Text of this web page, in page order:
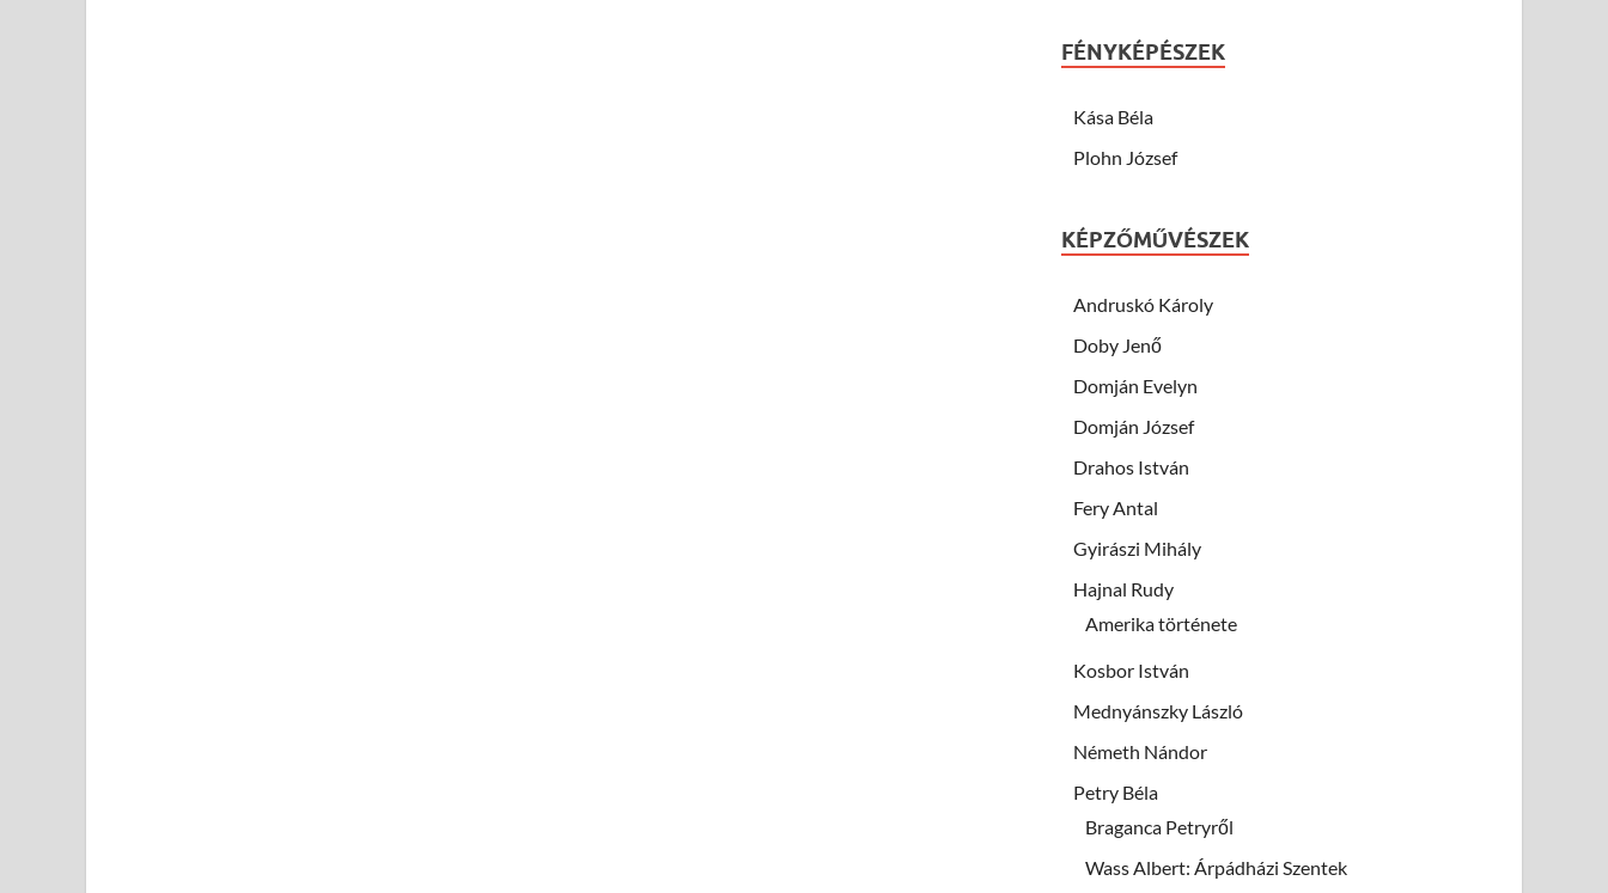
FÉNYKÉPÉSZEK
Kása Béla
Plohn József
KÉPZŐMŰVÉSZEK
Andruskó Károly
Doby Jenő
Domján Evelyn
Domján József
Drahos István
Fery Antal
Gyirászi Mihály
Hajnal Rudy
Amerika története
Kosbor István
Mednyánszky László
Németh Nándor
Petry Béla
Braganca Petryről
Wass Albert: Árpádházi Szentek